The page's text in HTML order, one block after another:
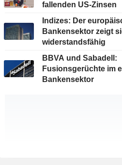
fallenden US-Zinsen
Indizes: Der
Bankensektor zeigt
widerstandsfähig
BBVA und Sabadell:
Fusionsgerüchte im
Bankensektor